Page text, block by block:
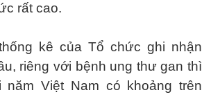
rất cao.
kê của Tổ chức ghi nhận
riêng với bệnh ung thư gan thì
năm Việt Nam có khoảng trên